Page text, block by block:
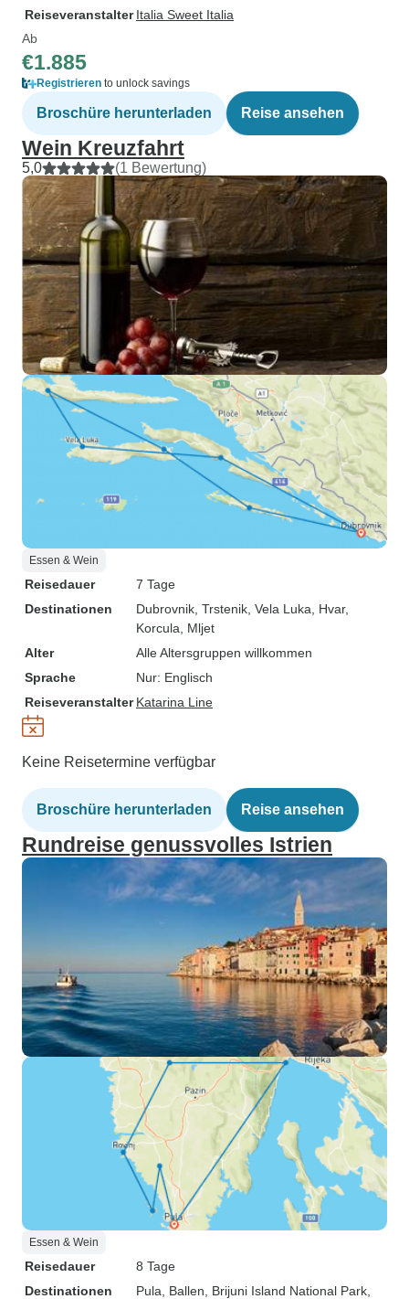
Reiseveranstalter Italia Sweet Italia
Ab
€1.885
Registrieren to unlock savings
Broschüre herunterladen Reise ansehen
Wein Kreuzfahrt
5,0 (1 Bewertung)
Essen & Wein
Reisedauer
7 Tage
Destinationen
Dubrovnik , Trstenik , Vela Luka , Hvar,
Korcula , Mljet
Alter
Alle Altersgruppen willkommen
Sprache
Nur: Englisch
Reiseveranstalter Katarina Line
Keine Reisetermine verfügbar
Broschüre herunterladen Reise ansehen
Rundreise genussvolles Istrien
Essen & Wein
Reisedauer
8 Tage
Destinationen
Pula , Ballen , Brijuni Island National Park